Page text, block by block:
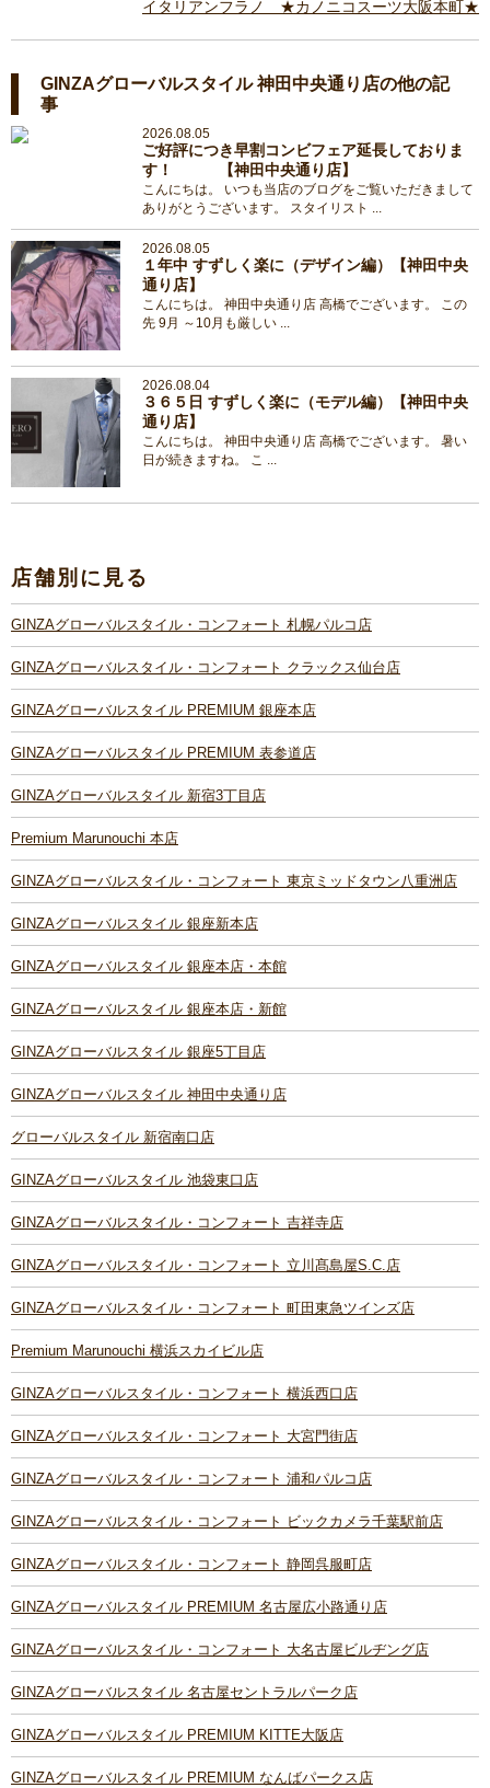
イタリアンフラノ ★カノニコスーツ大阪本町★
GINZAグローバルスタイル 神田中央通り店の他の記
事
2026.08.05
ご好評につき早割コンビフェア延長しておりま
す！ 【神田中央通り店】
こんにちは。 いつも当店のブログをご覧いただきまして
ありがとうございます。 スタイリスト ...
2026.08.05
１年中 すずしく楽に（デザイン編）【神田中央
通り店】
こんにちは。 神田中央通り店 高橋でございます。 この
先 9月 ～10月も厳しい ...
2026.08.04
３６５日 すずしく楽に（モデル編）【神田中央
通り店】
こんにちは。 神田中央通り店 高橋でございます。 暑い
日が続きますね。 こ ...
店舗別に見る
GINZAグローバルスタイル・コンフォート 札幌パルコ店
GINZAグローバルスタイル・コンフォート クラックス仙台店
GINZAグローバルスタイル PREMIUM 銀座本店
GINZAグローバルスタイル PREMIUM 表参道店
GINZAグローバルスタイル 新宿3丁目店
Premium Marunouchi 本店
GINZAグローバルスタイル・コンフォート 東京ミッドタウン八重洲店
GINZAグローバルスタイル 銀座新本店
GINZAグローバルスタイル 銀座本店・本館
GINZAグローバルスタイル 銀座本店・新館
GINZAグローバルスタイル 銀座5丁目店
GINZAグローバルスタイル 神田中央通り店
グローバルスタイル 新宿南口店
GINZAグローバルスタイル 池袋東口店
GINZAグローバルスタイル・コンフォート 吉祥寺店
GINZAグローバルスタイル・コンフォート 立川髙島屋S.C.店
GINZAグローバルスタイル・コンフォート 町田東急ツインズ店
Premium Marunouchi 横浜スカイビル店
GINZAグローバルスタイル・コンフォート 横浜西口店
GINZAグローバルスタイル・コンフォート 大宮門街店
GINZAグローバルスタイル・コンフォート 浦和パルコ店
GINZAグローバルスタイル・コンフォート ビックカメラ千葉駅前店
GINZAグローバルスタイル・コンフォート 静岡呉服町店
GINZAグローバルスタイル PREMIUM 名古屋広小路通り店
GINZAグローバルスタイル・コンフォート 大名古屋ビルヂング店
GINZAグローバルスタイル 名古屋セントラルパーク店
GINZAグローバルスタイル PREMIUM KITTE大阪店
GINZAグローバルスタイル PREMIUM なんばパークス店